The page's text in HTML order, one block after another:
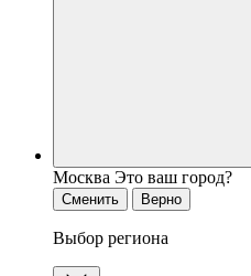
Москва Это ваш город?
Сменить Верно
Выбор региона